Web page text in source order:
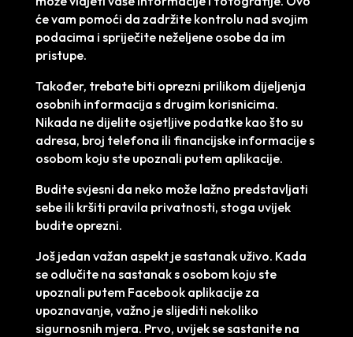
će vam pomoći da zadržite kontrolu nad svojim
podacima i spriječite neželjene osobe da im
pristupe.
Također, trebate biti oprezni prilikom dijeljenja
osobnih informacija s drugim korisnicima.
Nikada ne dijelite osjetljive podatke kao što su
adresa, broj telefona ili financijske informacije s
osobom koju ste upoznali putem aplikacije.
Budite svjesni da neko može lažno predstavljati
sebe ili kršiti pravila privatnosti, stoga uvijek
budite oprezni.
Još jedan važan aspekt je sastanak uživo. Kada
se odlučite na sastanak s osobom koju ste
upoznali putem Facebook aplikacije za
upoznavanje, važno je slijediti nekoliko
sigurnosnih mjera. Prvo, uvijek se sastanite na